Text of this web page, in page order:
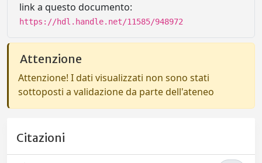
link a questo documento:
https://hdl.handle.net/11585/948972
Attenzione
Attenzione! I dati visualizzati non sono stati
sottoposti a validazione da parte dell'ateneo
Citazioni